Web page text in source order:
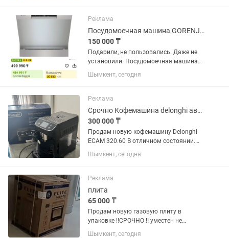
Реклама
Посудомоечная машина GORENJE GS643D90X
150 000 ₸
Подарили, не пользовались. Даже не
установили. Посудомоечная машина
GORENJE. Особенности: - Вместимость
16 комплектов — идеально подходит
встреч. - Класс...
Шымкент, сегодня
Реклама
Срочно Кофемашина delonghi автоматическая
300 000 ₸
Продам новую кофемашину Delonghi
ECAM 320.60 В отличном состоянии.
Автоматический капучинатор
LatteCrema 10 программ
степеней помола Подходит для
зернового и...
Шымкент, сегодня
Реклама
плита
65 000 ₸
Продам новую газовую плиту в
упаковке ‼️СРОЧНО ‼️ уместен не
большой торг.
Шымкент, сегодня